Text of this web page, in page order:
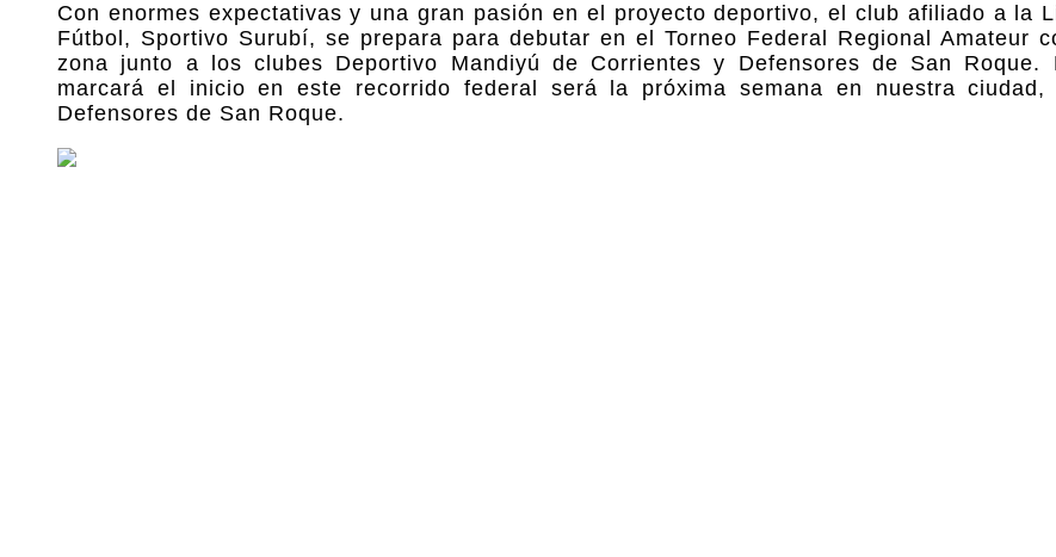
Con enormes expectativas y una gran pasión en el proyecto deportivo, el club afiliado a la
Fútbol, Sportivo Surubí, se prepara para debutar en el Torneo Federal Regional Amateur
zona junto a los clubes Deportivo Mandiyú de Corrientes y Defensores de San Roque.
marcará el inicio en este recorrido federal será la próxima semana en nuestra ciudad,
Defensores de San Roque.